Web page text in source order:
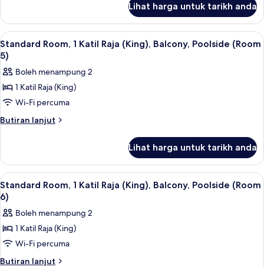
(King),
Refrigerator
(Room
4)
Room,
Katil
Raja
(King),
Refrigerator
(Room
Lihat harga untuk tarikh anda
Lihat
semua
foto
untuk
Standard
Room,
1
(King),
Balcony,
Poolside
(Room
5)
Standard Room, 1 Katil Raja (King),
5
Standard Room, 1 Katil Raja (King), Balcony, Poolside (Room
5)
Boleh menampung 2
1 Katil Raja (King)
Wi-Fi percuma
Butiran lanjut
Butiran
Room,
Katil
Raja
(King),
Balcony,
Poolside
5)
Lihat harga untuk tarikh anda
Lihat
semua
foto
untuk
Standard
Room,
1
Standard Room, 1 Katil Raja (King),
5
Standard Room, 1 Katil Raja (King), Balcony, Poolside (Room
6)
Boleh menampung 2
1 Katil Raja (King)
Wi-Fi percuma
Butiran lanjut
Butiran